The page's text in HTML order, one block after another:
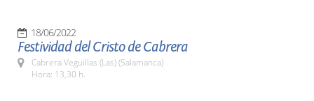
18/06/2022
Festividad del Cristo de Cabrera
Cabrera Veguillas (Las) (Salamanca)
Hora: 13,30 h.